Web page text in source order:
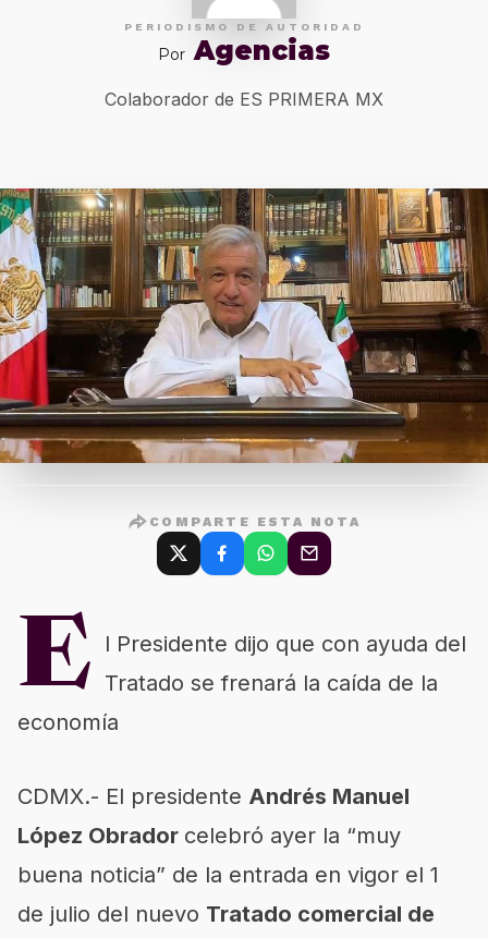
PERIODISMO DE AUTORIDAD
Por Agencias
Colaborador de ES PRIMERA MX
COMPARTE ESTA NOTA
E
l Presidente dijo que con ayuda del
Tratado se frenará la caída de la
economía
CDMX.- El presidente Andrés Manuel
López Obrador celebró ayer la “muy
buena noticia” de la entrada en vigor el 1
de julio del nuevo Tratado comercial de